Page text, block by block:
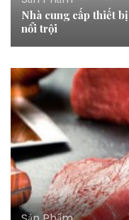
Nhà cung cấp thiết
nổi trội